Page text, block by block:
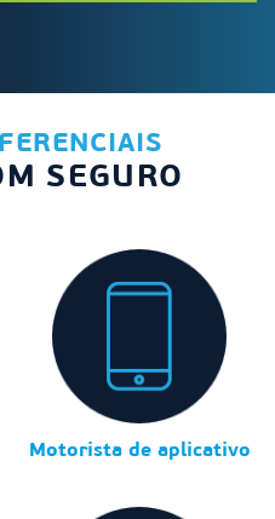
SEGURO
Motorista de aplicativo